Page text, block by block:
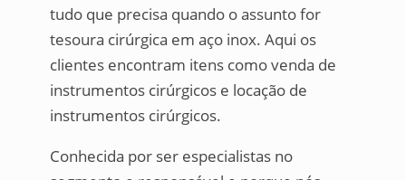
tudo que precisa quando o assunto for
tesoura cirúrgica em aço inox. Aqui os
clientes encontram itens como venda de
instrumentos cirúrgicos e locação de
instrumentos cirúrgicos.
Conhecida por ser especialistas no